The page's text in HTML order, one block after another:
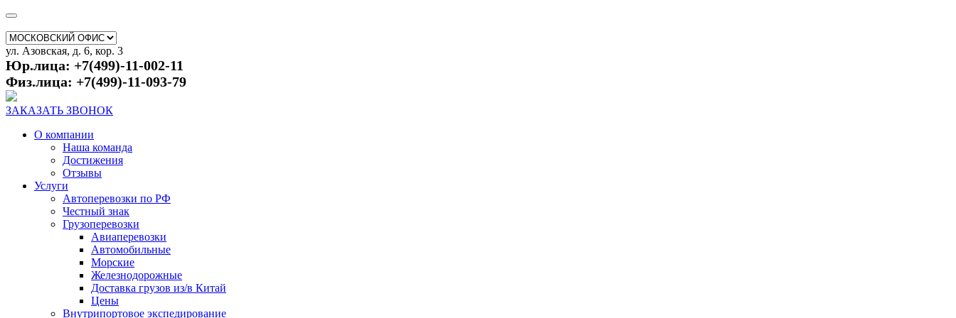
ул. Азовская, д. 6, кор. 3
Юр.лица: +7(499)-11-002-11
Физ.лица: +7(499)-11-093-79
ЗАКАЗАТЬ ЗВОНОК
О компании
Наша команда
Достижения
Отзывы
Услуги
Автоперевозки по РФ
Честный знак
Грузоперевозки
Авиаперевозки
Автомобильные
Морские
Железнодорожные
Доставка грузов из/в Китай
Цены
Внутрипортовое экспедирование